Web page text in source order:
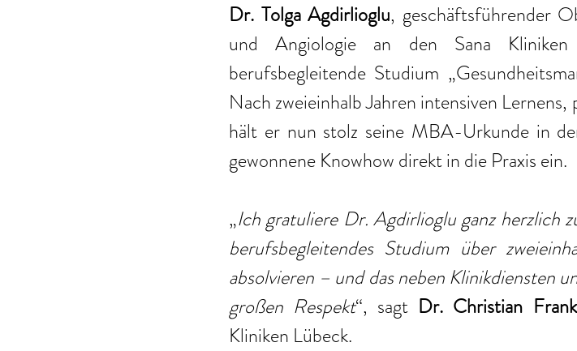
Dr. Tolga Agdirlioglu, geschäftsführender
und Angiologie an den Sana
berufsbegleitende Studium
Nach zweieinhalb Jahren intensiven
hält er nun stolz seine MBA-Urkunde in
gewonnene Knowhow direkt in die Praxis ein.
„Ich gratuliere Dr. Agdirlioglu ganz herzlich
berufsbegleitendes Studium über
absolvieren – und das neben Klinikdiensten
großen Respekt“, sagt Dr. Christian Frank
Kliniken Lübeck.